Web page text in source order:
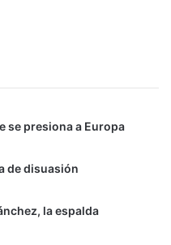
se presiona a Europa
de disuasión
la espalda